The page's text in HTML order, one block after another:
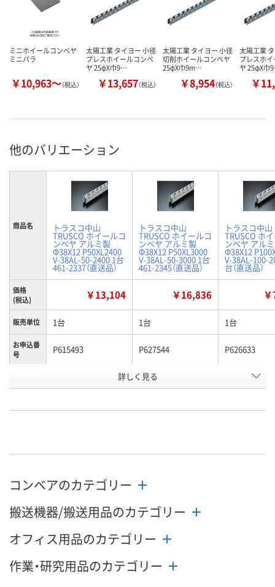
ミニホイールコンベヤ
ミニパラ
￥10,963～（税込）
太陽工業 タイヨー 小径
プレスホイールコンベ
ヤ 25φX巾9…
￥13,657（税込）
太陽工業 タイヨー 小径
切削ホイールコンベヤ
25φX巾9m…
￥8,954（税込）
太陽工業
プレスホ
ヤ 25φX巾
￥
他のバリエーション
商品名 トラスコ中山
TRUSCO ホイールコ
ンベヤ アルミ製
Φ38X12 P50XL2400
V-38AL-50-2400 1台
461-2337（直送品）
トラスコ中山
TRUSCO ホイールコ
ンベヤ アルミ製
Φ38X12 P50XL3000
V-38AL-50-3000 1台
461-2345（直送品）
トラスコ中山
TRUSCO ホ
ンベヤ アル
Φ38X12
V-38AL-100-
台（直送品）
価格
(税込)
￥13,104 ￥16,836
販売単位 1台 1台 1台
お申込番
号
P615493 P627544 P626633
直送品
詳しく見る
コンベアのカテゴリー
搬送機器/搬送用品のカテゴリー
オフィス用品のカテゴリー
作業・研究用品のカテゴリー